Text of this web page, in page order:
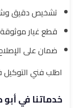
تشخيص دقيق
قطع غيار
ضمان على
اطلب فني التوكيل في
خدماتنا في أبو